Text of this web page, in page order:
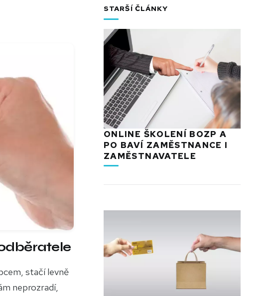
stačí levně
neprozradí,
STARŠÍ ČLÁNKY
ONLINE ŠKOLENÍ BOZP A
PO BAVÍ ZAMĚSTNANCE I
ZAMĚSTNAVATELE